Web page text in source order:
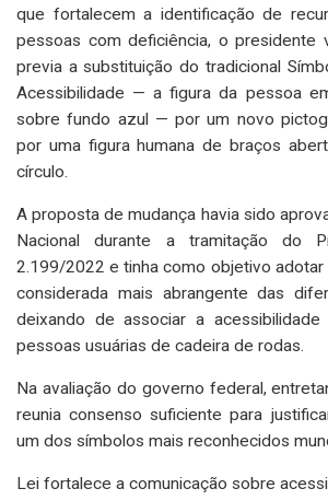
que fortalecem a identificação de
pessoas com deficiência, o presidente
previa a substituição do tradicional
Acessibilidade — a figura da pessoa
sobre fundo azul — por um novo
por uma figura humana de braços
círculo.
A proposta de mudança havia sido
Nacional durante a tramitação do
2.199/2022 e tinha como objetivo adotar
considerada mais abrangente das
deixando de associar a acessibilidade
pessoas usuárias de cadeira de rodas.
Na avaliação do governo federal,
reunia consenso suficiente para
um dos símbolos mais reconhecidos
Lei fortalece a comunicação sobre